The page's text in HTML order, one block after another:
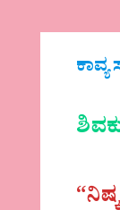
ಕಾವ್ಯ